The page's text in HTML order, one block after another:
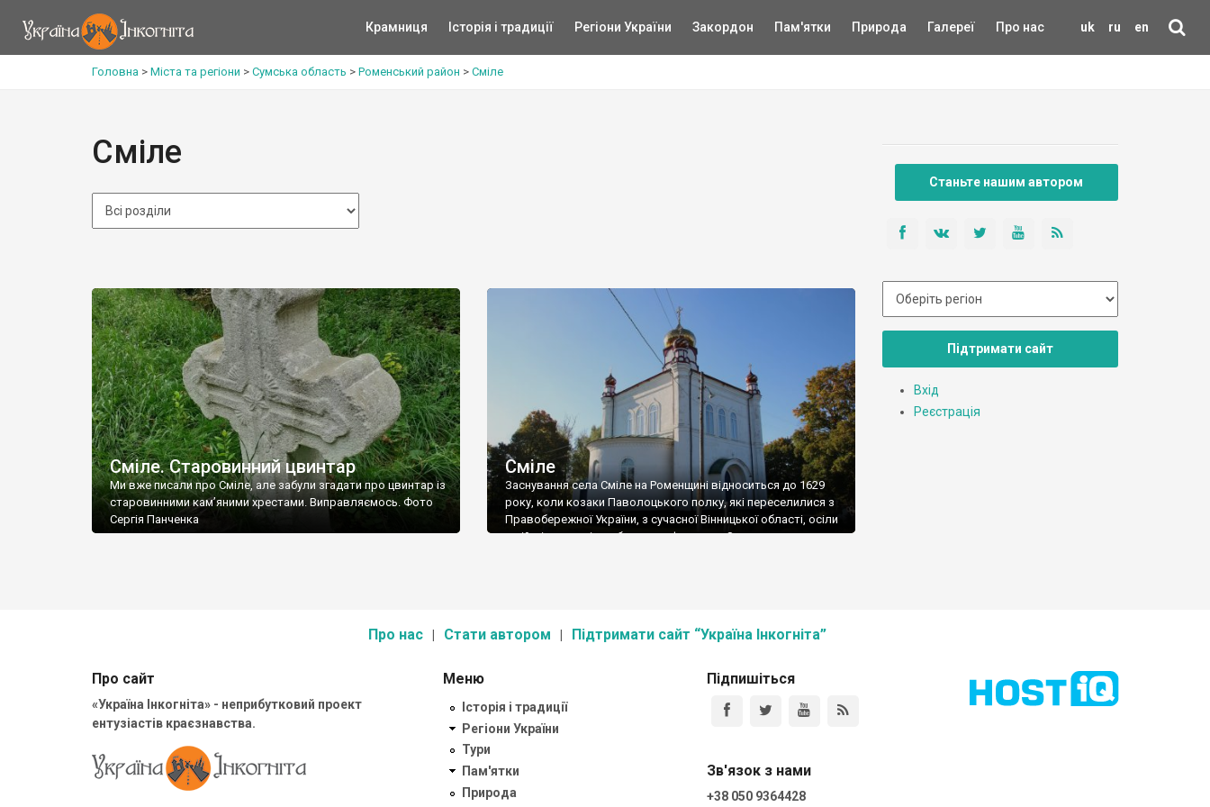
uk ru en
Крамниця Історія і традиції Регіони України Закордон Пам'ятки Природа Галереї Про нас
Головна > Міста та регіони > Сумська область > Роменський район > Сміле
Сміле
Сміле. Старовинний цвинтар
Ми вже писали про Сміле, але забули згадати про цвинтар із
старовинними кам’яними хрестами. Виправляємось. Фото
Сергія Панченка
Сміле
Заснування села Сміле на Роменщині відноситься до 1629
року, коли козаки Паволоцького полку, які переселилися з
Правобережної України, з сучасної Вінницької області, осіли
в цій місцевості та збудували фортецю. Згодом поселення
Станьте нашим автором
Підтримати сайт
Вхід
Реєстрація
Про нас Стати автором Підтримати сайт “Україна Інкогніта”
Про сайт
«Україна Інкогніта» - неприбутковий проект
ентузіастів краєзнавства.
Меню
Історія і традиції
Регіони України
Тури
Пам'ятки
Природа
Підпишіться
Зв'язок з нами
+38 050 9364428